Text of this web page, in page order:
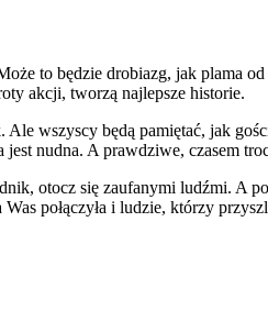
to będzie drobiazg, jak plama
akcji, tworzą najlepsze historie.
wszyscy będą pamiętać, jak
nudna. A prawdziwe, czasem
otocz się zaufanymi ludźmi. A
połączyła i ludzie, którzy